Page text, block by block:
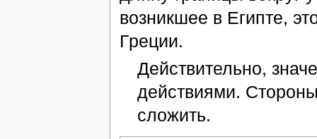
возникшее в Египте,
Греции.
Действительно,
действиями.
сложить.